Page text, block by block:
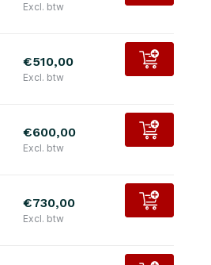
Excl. btw
€510,00
Excl. btw
€600,00
Excl. btw
€730,00
Excl. btw